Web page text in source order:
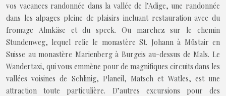
vos vacances randonnée dans la vallée de l’Adige, une randonnée
dans les alpages pleine de plaisirs incluant restauration avec du
fromage Almkäse et du speck. Ou marchez sur le chemin
Stundenweg, lequel relie le monastère St. Johann à Müstair en
Suisse au monastère Marienberg à Burgeis au-dessus de Mals. Le
Wandertaxi, qui vous emmène pour de magnifiques circuits dans les
vallées voisines de Schlinig, Planeil, Matsch et Watles, est une
attraction toute particulière. D’autres excursions pour des